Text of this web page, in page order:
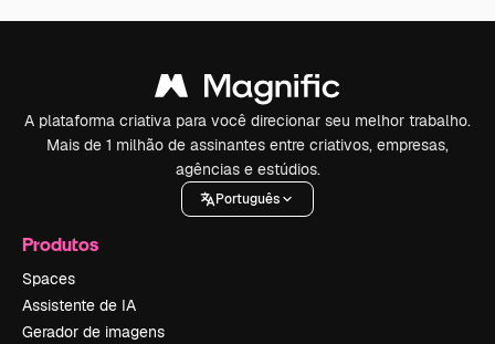
A plataforma criativa para você direcionar seu melhor trabalho.
Mais de 1 milhão de assinantes entre criativos, empresas,
agências e estúdios.
Português
Produtos
Spaces
Assistente de IA
Gerador de imagens